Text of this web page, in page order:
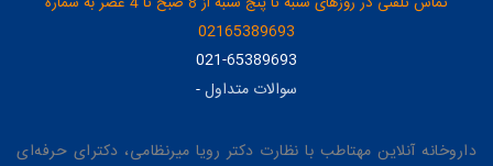
02165389693
021-65389693
سوالات متداول-
داروخانه آنلاین مهتاطب با نظارت دکتر رویا میرنظامی، دکترای حرفه‌ای